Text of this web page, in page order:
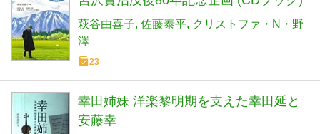
萩谷由喜子 佐藤泰平 クリストファ・N・野
澤
23
幸田姉妹 洋楽黎明期を支えた幸田延と
安藤幸